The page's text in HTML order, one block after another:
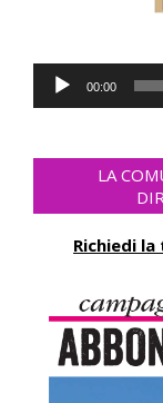
Audio
Player
00:00
LA
Richiedi